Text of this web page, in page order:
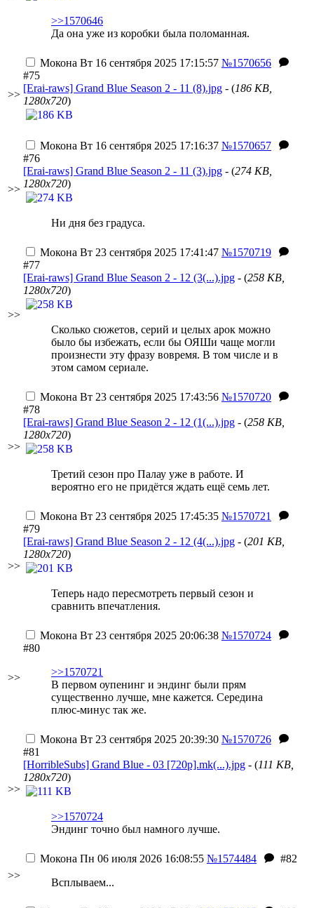
>>1570646
Да она уже из коробки была поломанная.
>>
Мокона Вт 16 сентября 2025 17:15:57 №1570656
#75
[Erai-raws] Grand Blue Season 2 - 11 (8).jpg - (186 KB,
1280x720)
>>
Мокона Вт 16 сентября 2025 17:16:37 №1570657
#76
[Erai-raws] Grand Blue Season 2 - 11 (3).jpg - (274 KB,
1280x720)
Ни дня без градуса.
>>
Мокона Вт 23 сентября 2025 17:41:47 №1570719
#77
[Erai-raws] Grand Blue Season 2 - 12 (3(...).jpg - (258 KB,
1280x720)
Сколько сюжетов, серий и целых арок можно
было бы избежать, если бы ОЯШи чаще могли
произнести эту фразу вовремя. В том числе и в
этом самом сериале.
>>
Мокона Вт 23 сентября 2025 17:43:56 №1570720
#78
[Erai-raws] Grand Blue Season 2 - 12 (1(...).jpg - (258 KB,
1280x720)
Третий сезон про Палау уже в работе. И
вероятно его не придётся ждать ещё семь лет.
>>
Мокона Вт 23 сентября 2025 17:45:35 №1570721
#79
[Erai-raws] Grand Blue Season 2 - 12 (4(...).jpg - (201 KB,
1280x720)
Теперь надо пересмотреть первый сезон и
сравнить впечатления.
>>
Мокона Вт 23 сентября 2025 20:06:38 №1570724
#80
>>1570721
В первом оупенинг и эндинг были прям
существенно лучше, мне кажется. Середина
плюс-минус так же.
>>
Мокона Вт 23 сентября 2025 20:39:30 №1570726
#81
[HorribleSubs] Grand Blue - 03 [720p].mk(...).jpg - (111 KB,
1280x720)
>>1570724
Эндинг точно был намного лучше.
>>
Мокона Пн 06 июля 2026 16:08:55 №1574484
#82
Всплываем...